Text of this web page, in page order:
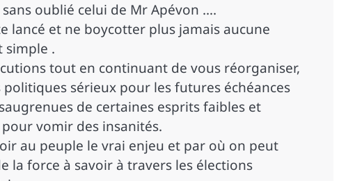
oublié celui de Mr Apévon ….
lancé et ne boycotter plus jamais aucune
simple .
tout en continuant de vous réorganiser,
sérieux pour les futures échéances
de certaines esprits faibles et
vomir des insanités.
au peuple le vrai enjeu et par où on peut
la force à savoir à travers les élections